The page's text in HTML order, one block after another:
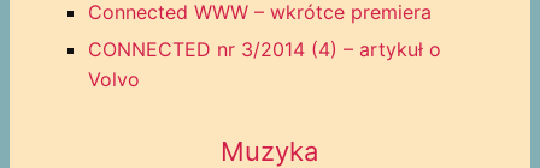
Connected WWW – wkrótce premiera
CONNECTED nr 3/2014 (4) – artykuł o
Volvo
Muzyka